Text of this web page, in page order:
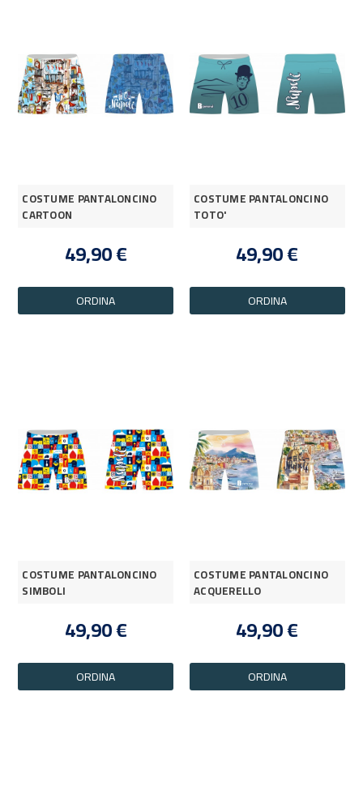
COSTUME PANTALONCINO
CARTOON
49,90 €
ORDINA
COSTUME PANTALONCINO
TOTO'
49,90 €
ORDINA
COSTUME PANTALONCINO
SIMBOLI
49,90 €
ORDINA
COSTUME PANTALONCINO
ACQUERELLO
49,90 €
ORDINA